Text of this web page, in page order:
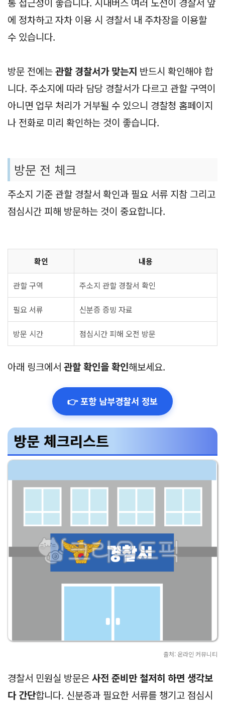
에 정차하고 자차 이용 시 경찰서 내 주차장을 이용할
수 있습니다.
방문 전에는관할 경찰서가 맞는지 반드시 확인해야 합
니다. 주소지에 따라 담당 경찰서가 다르고 관할 구역이
아니면 업무 처리가 거부될 수 있으니 경찰청 홈페이지
나 전화로 미리 확인하는 것이 좋습니다.
방문 전 체크
주소지 기준 관할 경찰서 확인과 필요 서류 지참 그리고
점심시간 피해 방문하는 것이 중요합니다.
확인 내용
관할 구역 주소지 관할 경찰서 확인
필요 서류 신분증 증빙 자료
방문 시간 점심시간 피해 오전 방문
아래 링크에서 관할 확인을 확인해보세요.
👉 포항 남부경찰서 정보
방문 체크리스트
출처: 온라인 커뮤니티
경찰서 민원실 방문은사전 준비만 철저히 하면 생각보
다 간단합니다. 신분증과 필요한 서류를 챙기고 점심시